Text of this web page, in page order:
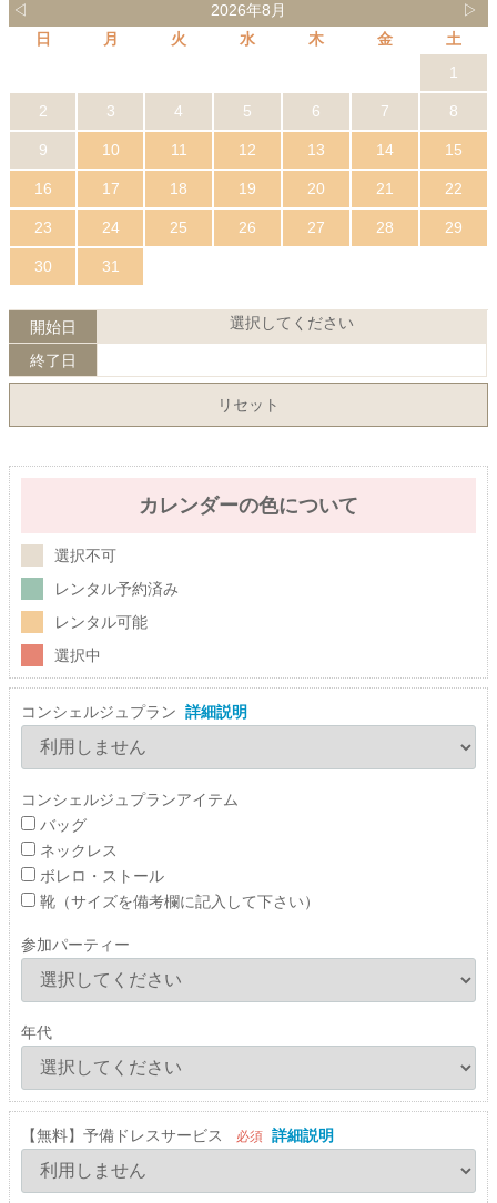
◁
2026年8月
▷
日
月 火 水 木 金
土
1
2 3 4 5 6 7 8
9 10 11 12 13 14 15
16 17 18 19 20 21 22
23 24 25 26 27 28 29
30 31
開始日 選択してください
終了日
リセット
カレンダーの色について
選択不可
レンタル予約済み
レンタル可能
選択中
コンシェルジュプラン 詳細説明
コンシェルジュプランアイテム
バッグ
ネックレス
ボレロ・ストール
靴（サイズを備考欄に記入して下さい）
参加パーティー
年代
【無料】予備ドレスサービス 必須 詳細説明